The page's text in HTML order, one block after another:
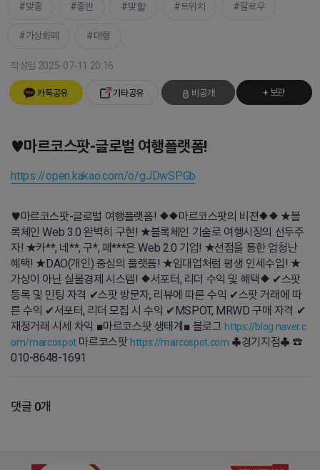
맞좋 좋반 맞핱 트위치 팔로우
가상화폐 대행
작성일 2025-07-11 20:16
카톡공유 기타공유 비공개 + 보관
♥마르코스팟-글로벌 여행플랫폼!
https://open.kakao.com/o/gJDwSPGb
♥마르코스팟-글로벌 여행플랫폼! ◆◆마르코스팟의 비젼◆◆ ★블
록체인 Web 3.0 완벽히 구현! ★블록체인 기술로 여행시장의 선두주
자! ★카**, 네**, 구*, 페***은 Web 2.0 기업! ★선점을 통한 엄청난
혜택! ★DAO(개인) 중심의 플랫폼! ★임대업처럼 평생 인세수입! ★
가상이 아닌 실물경제 시스템! ◆서포터, 리더 수익 및 혜택◆ ✔스팟
등록 및 민팅 자격 ✔스팟 방문자, 리뷰에 따른 수익 ✔스팟 거래에 따
른 수익 ✔서포터, 리더 모집 시 수익 ✔MSPOT, MRWD 구매 자격 ✔
재정거래 시세 차익 ■마르코스팟 생태계■ 블로그https://blog.naver.c
om/marcospot마르코스팟https://marcospot.com ♣경기지점♣ ☎
010-8648-1691
댓글 0개